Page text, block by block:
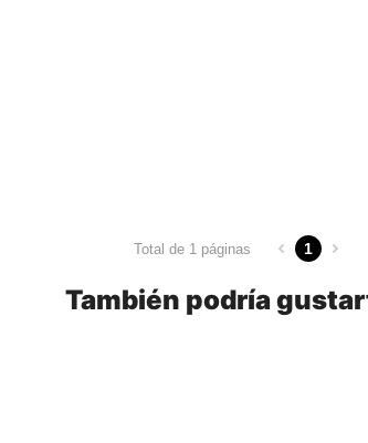
Total de 1 páginas 1
También podría